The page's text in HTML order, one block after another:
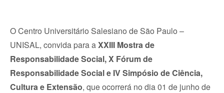
O Centro Universitário Salesiano de São Paulo –
UNISAL, convida para aXXIII Mostra de
Responsabilidade Social, X Fórum de
Responsabilidade Social e IV Simpósio de Ciência,
Cultura e Extensão, que ocorrerá no dia 01 de junho de